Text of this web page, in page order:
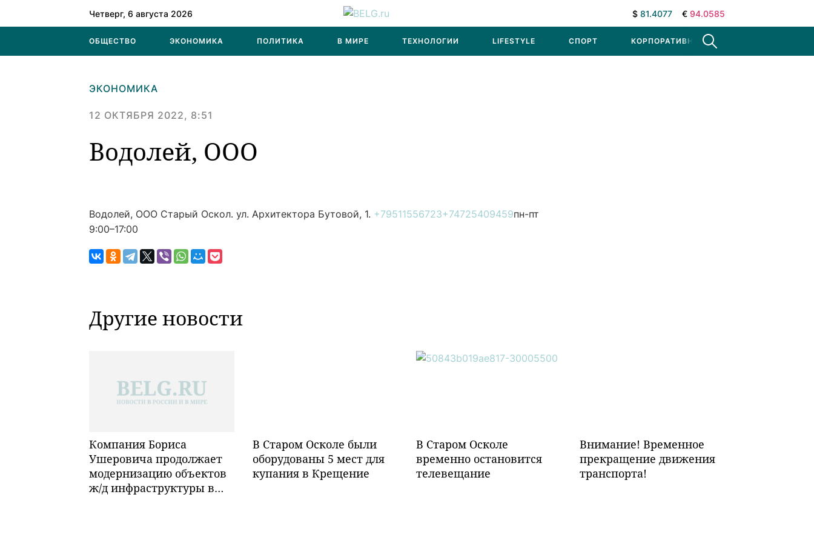
Четверг, 6 августа 2026 $ 81.4077 € 94.0585
ОБЩЕСТВО ЭКОНОМИКА ПОЛИТИКА В МИРЕ ТЕХНОЛОГИИ LIFESTYLE СПОРТ КОРПОРАТИВНЫЕ НОВОСТИ
ЭКОНОМИКА
12 ОКТЯБРЯ 2022, 8:51
Водолей, ООО
Водолей, ООО Старый Оскол. ул. Архитектора Бутовой, 1. +79511556723+74725409459пн-пт
9:00–17:00
Другие новости
Компания Бориса
Ушеровича продолжает
модернизацию объектов
ж/д инфраструктуры в
В Старом Осколе были
оборудованы 5 мест для
купания в Крещение
В Старом Осколе
временно остановится
телевещание
Внимание! Временное
прекращение движения
транспорта!